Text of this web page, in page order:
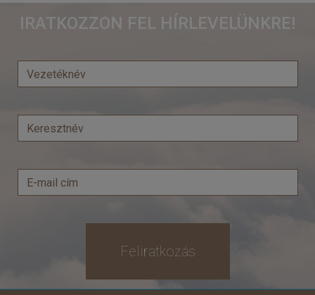
IRATKOZZON FEL HÍRLEVELÜNKRE!
Feliratkozás